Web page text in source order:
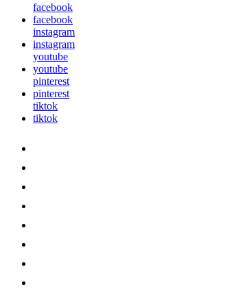
facebook
facebook
instagram
instagram
youtube
youtube
pinterest
pinterest
tiktok
tiktok